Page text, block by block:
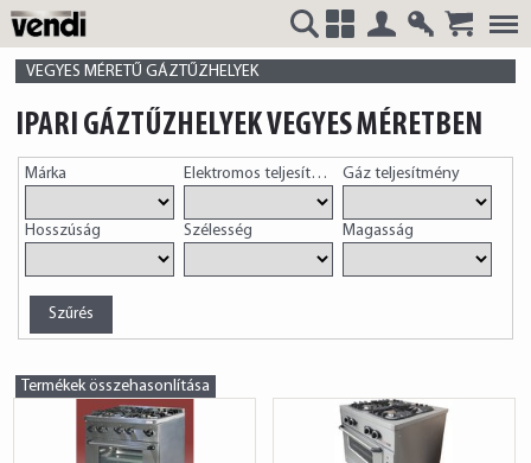
VENDI
HUNGÁRIA
Kft.
VEGYES MÉRETŰ GÁZTŰZHELYEK
IPARI GÁZTŰZHELYEK VEGYES MÉRETBEN
Márka Elektromos teljesítményGáz teljesítmény
Hosszúság Szélesség Magasság
Termékek összehasonlítása